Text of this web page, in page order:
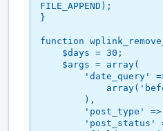
FILE_APPEND);
}
function